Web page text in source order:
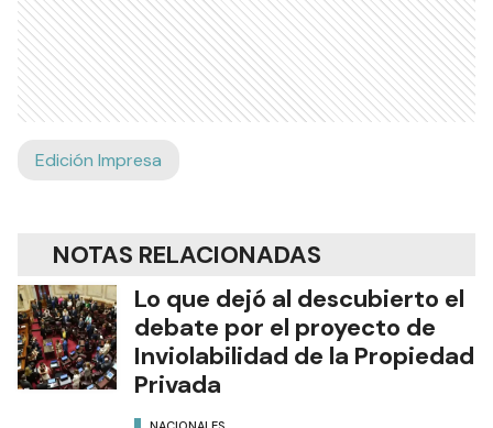
Edición Impresa
NOTAS RELACIONADAS
Lo que dejó al descubierto el
debate por el proyecto de
Inviolabilidad de la Propiedad
Privada